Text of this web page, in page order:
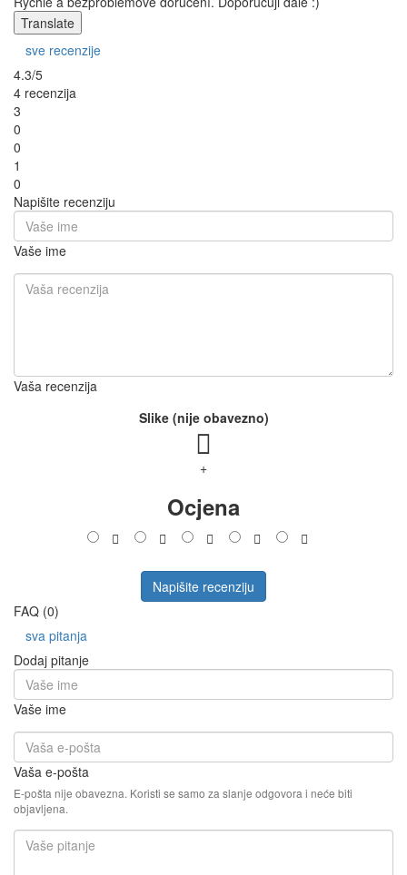
Translate
sve recenzije
4.3/5
4 recenzija
3
0
0
1
0
Napišite recenziju
Vaše ime
Vaša recenzija
Slike (nije obavezno)
+
Ocjena
Napišite recenziju
FAQ (0)
sva pitanja
Dodaj pitanje
Vaše ime
Vaša e-pošta
E-pošta nije obavezna. Koristi se samo za slanje odgovora i neće biti
objavljena.